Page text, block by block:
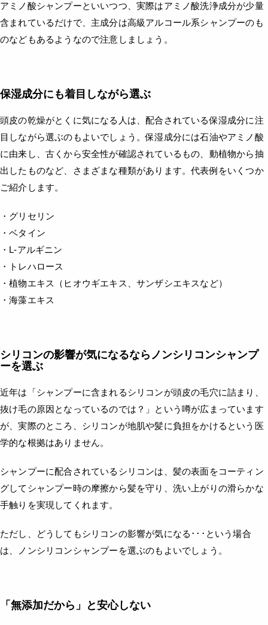
アミノ酸シャンプーといいつつ、実際はアミノ酸洗浄成分が少量
含まれているだけで、主成分は高級アルコール系シャンプーのも
のなどもあるようなので注意しましょう。
保湿成分にも着目しながら選ぶ
頭皮の乾燥がとくに気になる人は、配合されている保湿成分に注
目しながら選ぶのもよいでしょう。保湿成分には石油やアミノ酸
に由来し、古くから安全性が確認されているもの、動植物から抽
出したものなど、さまざまな種類があります。代表例をいくつか
ご紹介します。
・グリセリン
・ベタイン
・L-アルギニン
・トレハロース
・植物エキス（ヒオウギエキス、サンザシエキスなど）
・海藻エキス
シリコンの影響が気になるならノンシリコンシャンプ
ーを選ぶ
近年は「シャンプーに含まれるシリコンが頭皮の毛穴に詰まり、
抜け毛の原因となっているのでは？」という噂が広まっています
が、実際のところ、シリコンが地肌や髪に負担をかけるという医
学的な根拠はありません。
シャンプーに配合されているシリコンは、髪の表面をコーティン
グしてシャンプー時の摩擦から髪を守り、洗い上がりの滑らかな
手触りを実現してくれます。
ただし、どうしてもシリコンの影響が気になる･･･という場合
は、ノンシリコンシャンプーを選ぶのもよいでしょう。
「無添加だから」と安心しない